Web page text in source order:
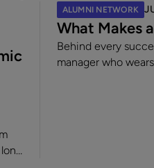
ALUMNI NETWORK
What Makes
Behind every
manager who